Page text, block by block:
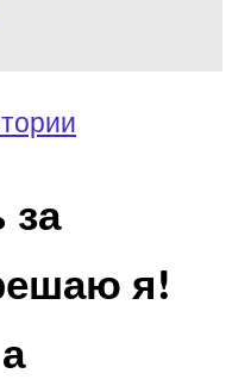
я!